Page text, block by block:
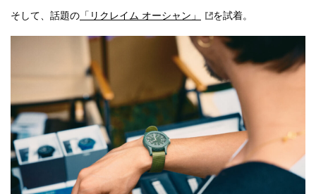
そして、話題の 「リクレイム オーシャン」 を試着。